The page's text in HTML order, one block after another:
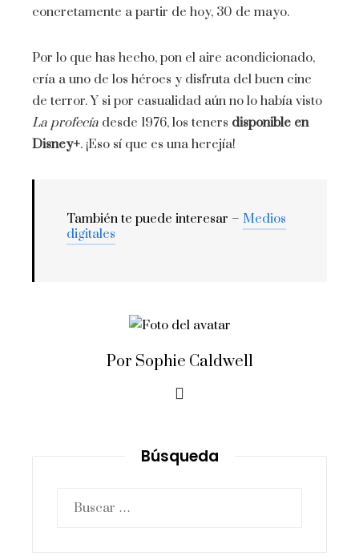
concretamente a partir de hoy, 30 de mayo.
Por lo que has hecho, pon el aire acondicionado,
cría a uno de los héroes y disfruta del buen cine
de terror. Y si por casualidad aún no lo había visto
La profecía desde 1976, los teners disponible en
Disney+. ¡Eso sí que es una herejía!
También te puede interesar – Medios
digitales
Por Sophie Caldwell
Búsqueda